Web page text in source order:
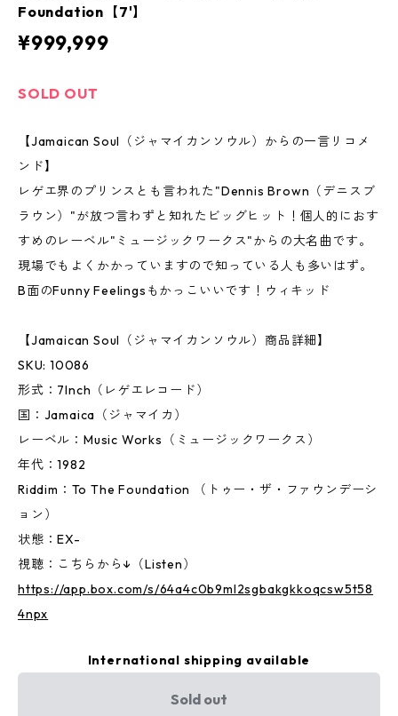
Foundation【7'】
¥999,999
SOLD OUT
【Jamaican Soul（ジャマイカンソウル）からの一言リコメ
ンド】
レゲエ界のプリンスとも言われた"Dennis Brown（デニスブ
ラウン）"が放つ言わずと知れたビッグヒット！個人的におす
すめのレーベル"ミュージックワークス"からの大名曲です。
現場でもよくかかっていますので知っている人も多いはず。
B面のFunny Feelingsもかっこいいです！ウィキッド
【Jamaican Soul（ジャマイカンソウル）商品詳細】
SKU: 10086
形式：7Inch（レゲエレコード）
国：Jamaica（ジャマイカ）
レーベル：Music Works（ミュージックワークス）
年代：1982
Riddim：To The Foundation （トゥー・ザ・ファウンデーシ
ョン）
状態：EX-
視聴：こちらから↓（Listen）
https://app.box.com/s/64a4c0b9ml2sgbakgkkoqcsw5t58
4npx
International shipping available
Sold out